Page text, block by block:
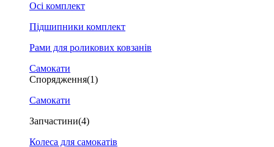
Осі комплект
Підшипники комплект
Рами для роликових ковзанів
Самокати
Спорядження(1)
Самокати
Запчастини(4)
Колеса для самокатів